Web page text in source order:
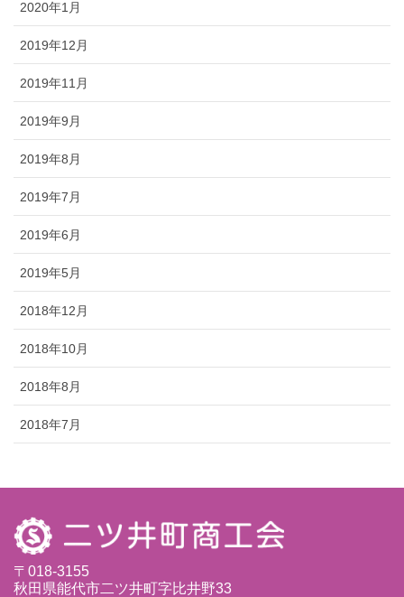
2020年1月
2019年12月
2019年11月
2019年9月
2019年8月
2019年7月
2019年6月
2019年5月
2018年12月
2018年10月
2018年8月
2018年7月
〒018-3155
秋田県能代市二ツ井町字比井野33